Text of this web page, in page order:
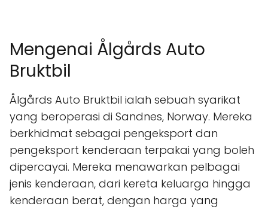
Mengenai Ålgårds Auto
Bruktbil
Ålgårds Auto Bruktbil ialah sebuah syarikat
yang beroperasi di Sandnes, Norway. Mereka
berkhidmat sebagai pengeksport dan
pengeksport kenderaan terpakai yang boleh
dipercayai. Mereka menawarkan pelbagai
jenis kenderaan, dari kereta keluarga hingga
kenderaan berat, dengan harga yang